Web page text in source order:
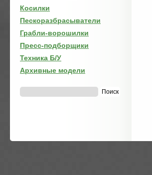
Косилки
Пескоразбрасыватели
Грабли-ворошилки
Пресс-подборщики
Техника Б/У
Архивные модели